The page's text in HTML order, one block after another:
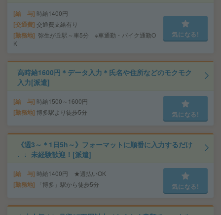
給 与 時給1400円
交通費 交通費支給有り
勤務地 弥生が丘駅～車5分 ※車通勤・バイク通勤O
K
気になる!
高時給1600円＊データ入力＊氏名や住所などのモクモク
入力[派遣]
給 与 時給1500～1600円
勤務地 博多駅より徒歩5分 気になる!
《週3～＊1日5h～》フォーマットに順番に入力するだけ
♩♩未経験歓迎！[派遣]
給 与 時給1400円 ★週払いOK
勤務地 「博多」駅から徒歩5分 気になる!